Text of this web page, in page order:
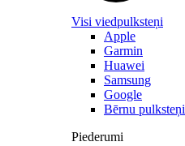
Visi viedpulksteņi
Apple
Garmin
Huawei
Samsung
Google
Bērnu pulksteņi
Piederumi